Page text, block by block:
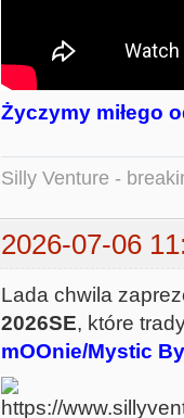
Życzymy miłego
Silly Venture -
2026-07-06
Lada chwila
2026SE, które
mOOnie/Mystic